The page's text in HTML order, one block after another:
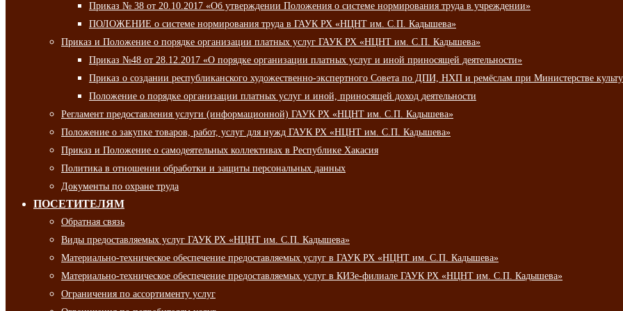
Приказ № 38 от 20.10.2017 «Об утверждении Положения о системе нормирования труда в учреждении»
ПОЛОЖЕНИЕ о системе нормирования труда в ГАУК РХ «НЦНТ им. С.П. Кадышева»
Приказ и Положение о порядке организации платных услуг ГАУК РХ «НЦНТ им. С.П. Кадышева»
Приказ №48 от 28.12.2017 «О порядке организации платных услуг и иной приносящей деятельности»
Приказ о создании республиканского художественно-экспертного Совета по ДПИ, НХП и ремёслам при Министерстве
Положение о порядке организации платных услуг и иной, приносящей доход деятельности
Регламент предоставления услуги (информационной) ГАУК РХ «НЦНТ им. С.П. Кадышева»
Положение о закупке товаров, работ, услуг для нужд ГАУК РХ «НЦНТ им. С.П. Кадышева»
Приказ и Положение о самодеятельных коллективах в Республике Хакасия
Политика в отношении обработки и защиты персональных данных
Документы по охране труда
ПОСЕТИТЕЛЯМ
Обратная связь
Виды предоставляемых услуг ГАУК РХ «НЦНТ им. С.П. Кадышева»
Материально-техническое обеспечение предоставляемых услуг в ГАУК РХ «НЦНТ им. С.П. Кадышева»
Материально-техническое обеспечение предоставляемых услуг в КИЗе-филиале ГАУК РХ «НЦНТ им. С.П. Кадышева»
Ограничения по ассортименту услуг